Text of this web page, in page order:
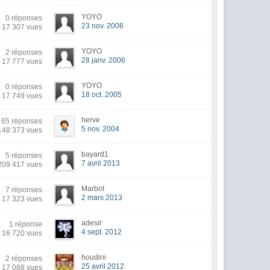
0 réponses
17 307 vues
YOYO
23 nov. 2006
2 réponses
17 777 vues
YOYO
28 janv. 2006
0 réponses
17 749 vues
YOYO
18 oct. 2005
65 réponses
373 vues
herve
5 nov. 2004
5 réponses
417 vues
bayard1
7 avril 2013
7 réponses
17 323 vues
Marbot
2 mars 2013
1 réponse
16 720 vues
adesir
4 sept. 2012
2 réponses
17 088 vues
houdini
25 avril 2012